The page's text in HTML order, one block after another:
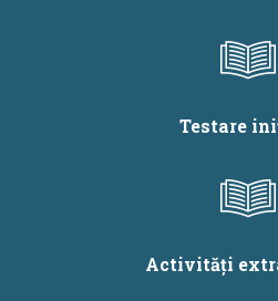
Testare
Activități